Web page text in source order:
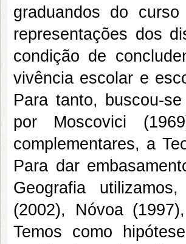
graduandos do
representações dos
condição de
vivência escolar e
Para tanto, buscou-
por Moscovici
complementares, a
Para dar
Geografia
(2002), Nóvoa
Temos como